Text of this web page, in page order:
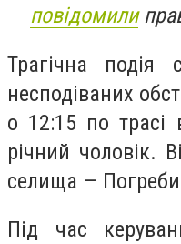
повідомили
Трагічна подія
несподіваних
о 12:15 по трасі
річний чоловік.
селища —
Під час